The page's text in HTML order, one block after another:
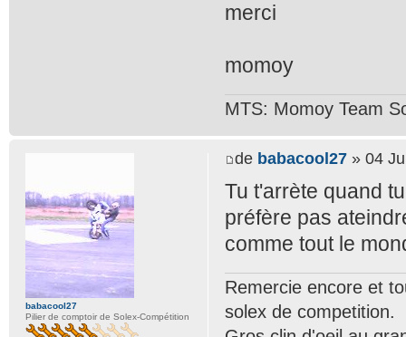
merci
momoy
MTS: Momoy Team
de babacool27 » 04
Tu t'arrète quand
préfère pas
comme tout le
Remercie encore et
solex de competition.
babacool27
Pilier de comptoir de Solex-Compétition